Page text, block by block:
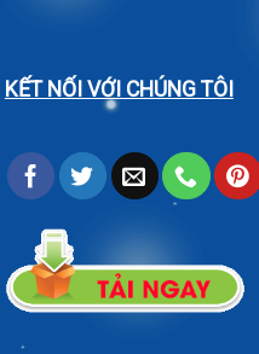
KẾT NỐI VỚI CHÚNG TÔI